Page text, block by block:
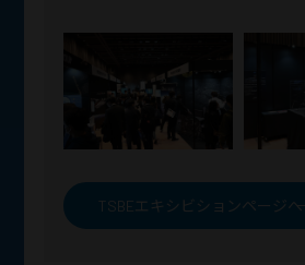
TSBEエキシビションページへ